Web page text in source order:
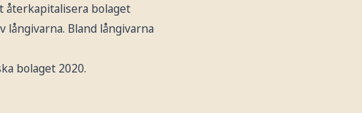
återkapitalisera bolaget
Bland långivarna
bolaget 2020.